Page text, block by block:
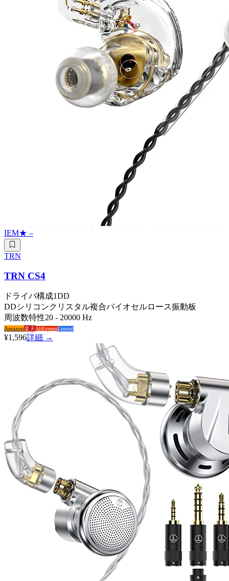
IEM★–
TRN
TRN CS4
ドライバ構成1DD
DDシリコンクリスタル複合バイオセルロース振動板
周波数特性20 - 20000 Hz
Amazon楽天AliExpressLinsoul
¥1,596詳細 →